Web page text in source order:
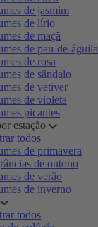
de jasmim
de lírio
de maçã
de pau-de-águila
de rosa
de sândalo
de vetiver
de violeta
picantes
estação
todos
de primavera
de outono
de verão
de inverno
todos